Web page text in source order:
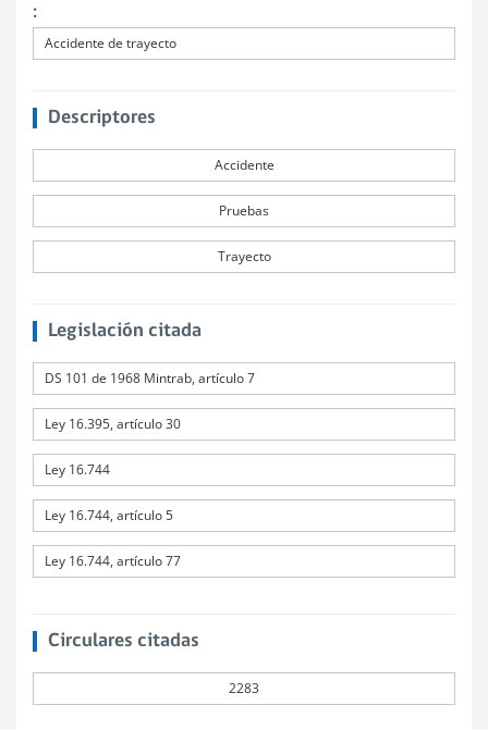
:
Accidente de trayecto
Descriptores
Accidente
Pruebas
Trayecto
Legislación citada
DS 101 de 1968 Mintrab, artículo 7
Ley 16.395, artículo 30
Ley 16.744
Ley 16.744, artículo 5
Ley 16.744, artículo 77
Circulares citadas
2283